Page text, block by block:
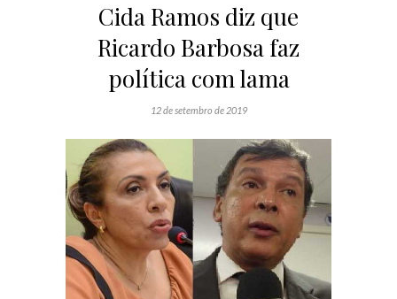
Cida Ramos diz que
Ricardo Barbosa faz
política com lama
12 de setembro de 2019